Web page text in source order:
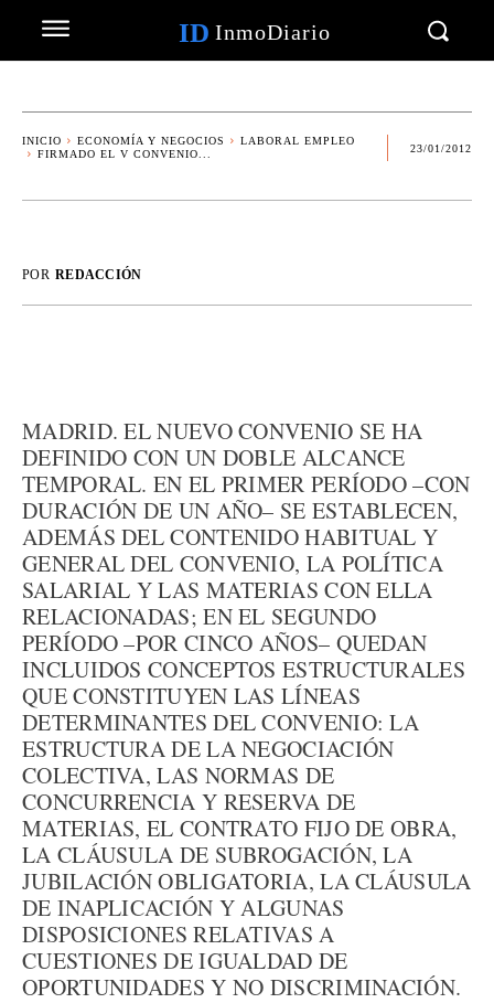
ID InmoDiario
INICIO ECONOMÍA Y NEGOCIOS
LABORAL EMPLEO
FIRMADO EL V CONVENIO...
23/01/2012
POR REDACCIÓN
MADRID. EL NUEVO CONVENIO SE HA
DEFINIDO CON UN DOBLE ALCANCE
TEMPORAL. EN EL PRIMER PERÍODO –CON
DURACIÓN DE UN AÑO– SE ESTABLECEN,
ADEMÁS DEL CONTENIDO HABITUAL Y
GENERAL DEL CONVENIO, LA POLÍTICA
SALARIAL Y LAS MATERIAS CON ELLA
RELACIONADAS; EN EL SEGUNDO
PERÍODO –POR CINCO AÑOS– QUEDAN
INCLUIDOS CONCEPTOS ESTRUCTURALES
QUE CONSTITUYEN LAS LÍNEAS
DETERMINANTES DEL CONVENIO: LA
ESTRUCTURA DE LA NEGOCIACIÓN
COLECTIVA, LAS NORMAS DE
CONCURRENCIA Y RESERVA DE
MATERIAS, EL CONTRATO FIJO DE OBRA,
LA CLÁUSULA DE SUBROGACIÓN, LA
JUBILACIÓN OBLIGATORIA, LA CLÁUSULA
DE INAPLICACIÓN Y ALGUNAS
DISPOSICIONES RELATIVAS A
CUESTIONES DE IGUALDAD DE
OPORTUNIDADES Y NO DISCRIMINACIÓN.